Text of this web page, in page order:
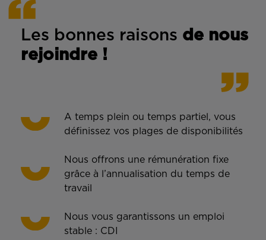
Les bonnes raisons de nous
rejoindre !
A temps plein ou temps partiel, vous
définissez vos plages de disponibilités
Nous offrons une rémunération fixe
grâce à l’annualisation du temps de
travail
Nous vous garantissons un emploi
stable : CDI